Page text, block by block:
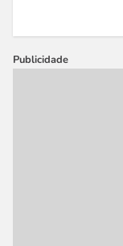
Publicidade